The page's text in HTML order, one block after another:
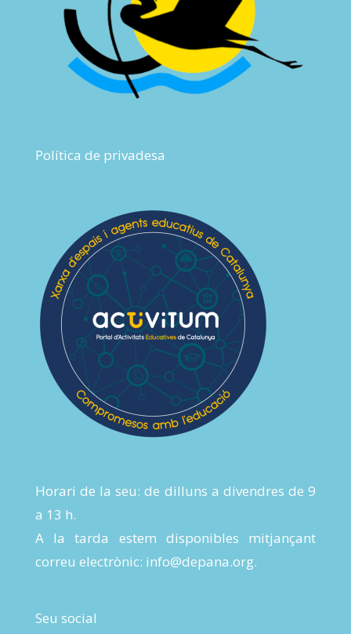
Política de privadesa
Horari de la seu: de dilluns a divendres de 9
a 13 h.
A la tarda estem disponibles mitjançant
correu electrònic: info@depana.org.
Seu social